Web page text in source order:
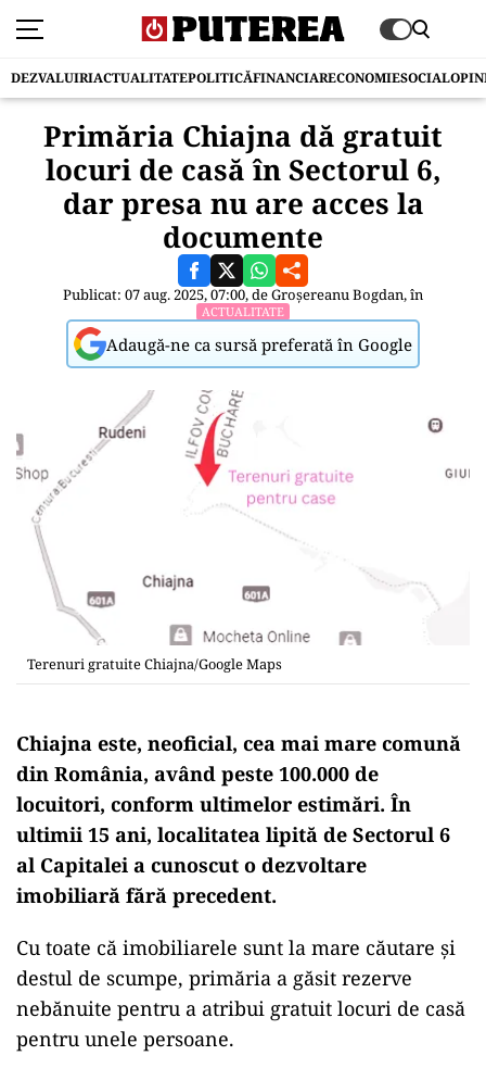
DEZVALUIRIACTUALITATEPOLITICĂFINANCIARECONOMIESOCIAL
Primăria Chiajna dă gratuit
locuri de casă în Sectorul 6,
dar presa nu are acces la
documente
Publicat: 07 aug. 2025, 07:00, deGroșereanu Bogdan, în
ACTUALITATE
Adaugă-ne ca sursă preferată în Google
Terenuri gratuite Chiajna/Google Maps
Chiajna este, neoficial, cea mai mare comună
din România, având peste 100.000 de
locuitori, conform ultimelor estimări. În
ultimii 15 ani, localitatea lipită de Sectorul 6
al Capitalei a cunoscut o dezvoltare
imobiliară fără precedent.
Cu toate că imobiliarele sunt la mare căutare și
destul de scumpe, primăria a găsit rezerve
nebănuite pentru a atribui gratuit locuri de casă
pentru unele persoane.